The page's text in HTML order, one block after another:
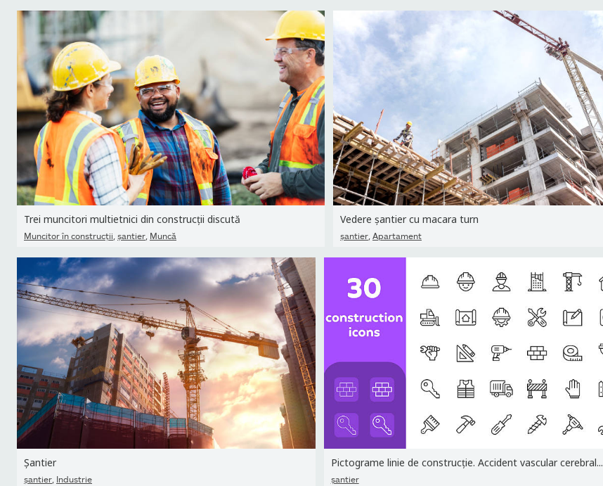
Trei muncitori multietnici din construcții discută
Muncitor în construcţii, şantier, Muncă
Vedere șantier cu macara turn
şantier, Apartament
Șantier
şantier, Industrie
Pictograme linie de construcție. Accident vascular cerebral...
şantier